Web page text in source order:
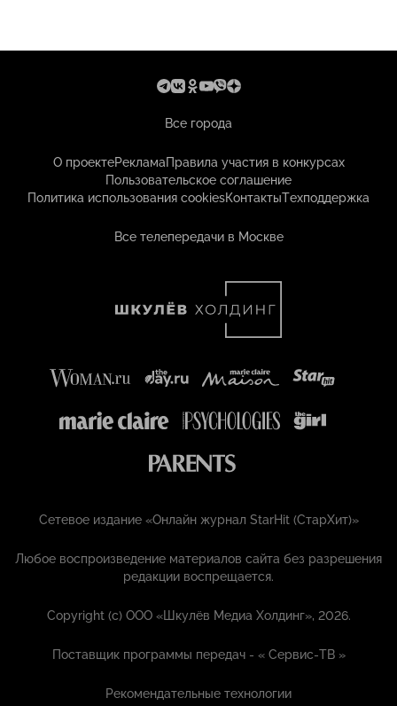
Все города
О проектеРекламаПравила участия в конкурсах
Пользовательское соглашение
Политика использования cookiesКонтактыТехподдержка
Все телепередачи в Москве
Сетевое издание «Онлайн журнал StarHit (СтарХит)»
Любое воспроизведение материалов сайта без разрешения
редакции воспрещается.
Copyright (с) ООО «Шкулёв Медиа Холдинг», 2026.
Поставщик программы передач - «Сервис-ТВ »
Рекомендательные технологии